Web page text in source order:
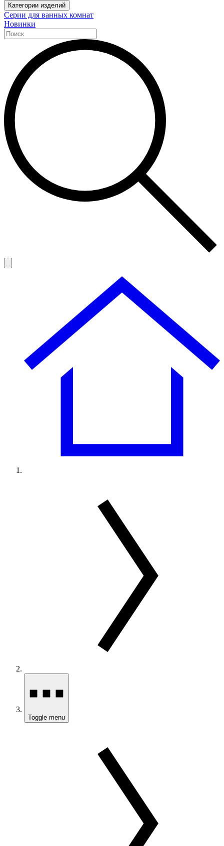
Категории изделий
Серии для ванных комнат
Новинки
Toggle menu